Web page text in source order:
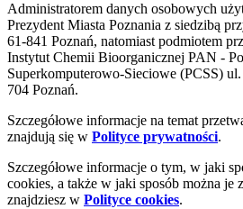
Administratorem danych osobowych
Prezydent Miasta Poznania z siedzibą
61-841 Poznań, natomiast podmiotem
Instytut Chemii Bioorganicznej PAN -
Superkomputerowo-Sieciowe (PCSS)
704 Poznań.
Szczegółowe informacje na temat
znajdują się w Polityce prywatności.
Szczegółowe informacje o tym, w jaki
cookies, a także w jaki sposób można je
znajdziesz w Polityce cookies.